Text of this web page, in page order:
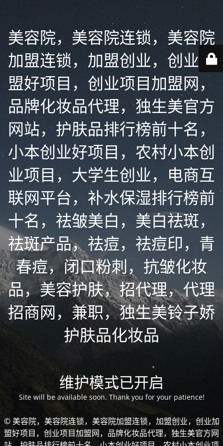
美容院，美容院连锁，美容院
加盟连锁，加盟创业，创业加
盟好项目，创业项目加盟网，
品牌化妆品代理，独生美官方
网站，护肤品排行榜前十名，
小本创业好项目，农村小本创
业项目，大学生创业，电商互
联网平台，补水保湿排行榜前
十名，祛皱美白，美白祛斑，
祛斑产品，祛痘，祛痘印，青
春痘，闭口粉刺，抗皱化妆
品，美容护肤，招代理，代理
招商网，兼职，独生美铃子娇
护肤品化妆品
维护模式已开启
Site will be available soon. Thank you for your patience!
© 美容院，美容院连锁，美容院加盟连锁，加盟创业，创业加
盟好项目，创业项目加盟网，品牌化妆品代理，独生美官方网